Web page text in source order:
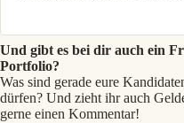
Und gibt es bei dir auch ein
Portfolio?
Was sind gerade eure
dürfen? Und zieht ihr auch
gerne einen Kommentar!